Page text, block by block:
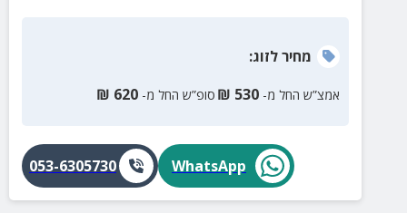
מחירלזוג:
אמצ”ש החל מ- 530
₪ סופ”ש החל מ- 620
₪
WhatsApp
053-6305730